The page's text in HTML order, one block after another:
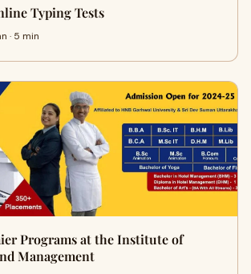
Typing Tests
· 5 min
Programs at the Institute of
Management